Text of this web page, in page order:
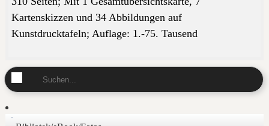
Kartenskizzen und 34 Abbildungen auf
Kunstdrucktafeln; Auflage: 1.-75. Tausend